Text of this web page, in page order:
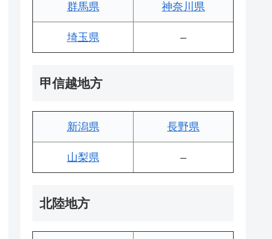
群馬県 神奈川県
埼玉県 –
甲信越地方
新潟県 長野県
山梨県 –
北陸地方